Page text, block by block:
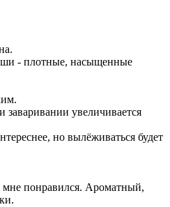
- плотные, насыщенные
увеличивается
но вылёживаться будет
понравился. Ароматный,